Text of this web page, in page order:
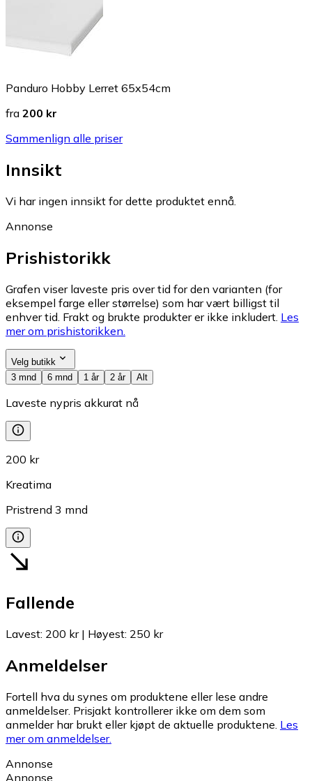
Panduro Hobby Lerret 65x54cm
fra 200 kr
Sammenlign alle priser
Innsikt
Vi har ingen innsikt for dette produktet ennå.
Annonse
Prishistorikk
Grafen viser laveste pris over tid for den varianten (for
eksempel farge eller størrelse) som har vært billigst til
enhver tid. Frakt og brukte produkter er ikke inkludert. Les
mer om prishistorikken.
Velg butikk
3 mnd
6 mnd 1 år 2 år Alt
Laveste nypris akkurat nå
200 kr
Kreatima
Pristrend 3 mnd
Fallende
Lavest: 200 kr| Høyest: 250 kr
Anmeldelser
Fortell hva du synes om produktene eller lese andre
anmeldelser. Prisjakt kontrollerer ikke om dem som
anmelder har brukt eller kjøpt de aktuelle produktene. Les
mer om anmeldelser.
Annonse
Annonse